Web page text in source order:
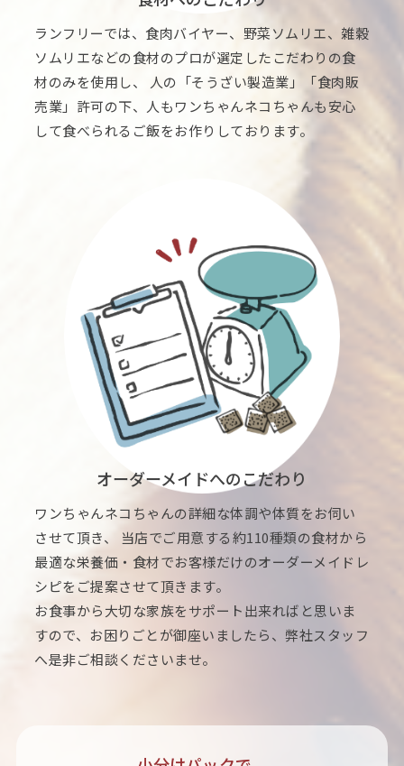
ランフリーでは、食肉バイヤー、野菜ソムリエ、雑穀
ソムリエなどの食材のプロが選定したこだわりの食
材のみを使用し、 人の「そうざい製造業」「食肉販
売業」許可の下、人もワンちゃんネコちゃんも安心
して食べられるご飯をお作りしております。
オーダーメイドへのこだわり
ワンちゃんネコちゃんの詳細な体調や体質をお伺い
させて頂き、 当店でご用意する約110種類の食材から
最適な栄養価・食材でお客様だけのオーダーメイドレ
シピをご提案させて頂きます。
お食事から大切な家族をサポート出来ればと思いま
すので、お困りごとが御座いましたら、弊社スタッフ
へ是非ご相談くださいませ。